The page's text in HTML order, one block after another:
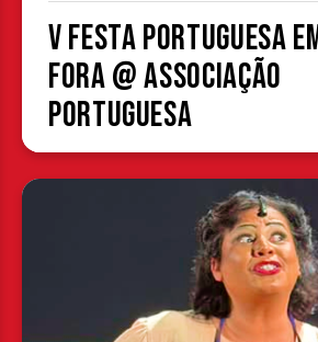
V Festa Portuguesa
Fora @ Associação
Portuguesa